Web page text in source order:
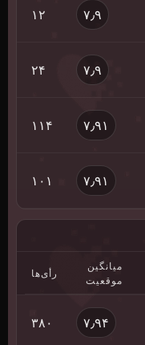
۷٫۹ ۱۲
۷٫۹ ۲۴
۷٫۹۱ ۱۱۴
۷٫۹۱ ۱۰۱
میانگین
موقعیت
رأی‌ها
۷٫۹۴ ۳۸۰